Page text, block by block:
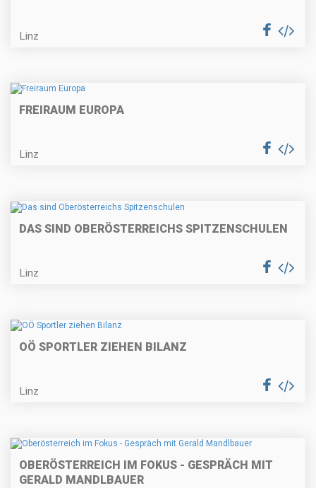
Linz
FREIRAUM EUROPA
Linz
DAS SIND OBERÖSTERREICHS SPITZENSCHULEN
Linz
OÖ SPORTLER ZIEHEN BILANZ
Linz
OBERÖSTERREICH IM FOKUS - GESPRÄCH MIT
GERALD MANDLBAUER